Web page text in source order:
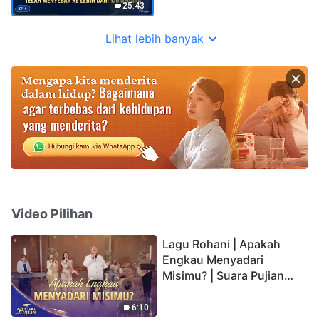
25:43
Menyebar ke Lebih dari
Lihat lebih banyak
Video Pilihan
6:10
Lagu Rohani | Apakah
Engkau Menyadari
Misimu? | Suara Pujian